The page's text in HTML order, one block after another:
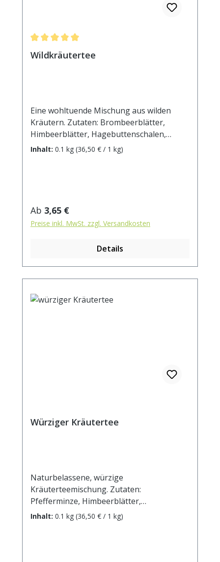
Durchschnittliche Bewertung von 5 von 5 Sternen
Wildkräutertee
Eine wohltuende Mischung aus wilden
Kräutern. Zutaten: Brombeerblätter,
Himbeerblätter, Hagebuttenschalen,
Eibischblätter, Ringelblumenblüten,
Ziehzeit: max.10 min.
Inhalt: 0.1 kg (36,50 € / 1 kg)
Regulärer Preis:
Ab 3,65 €
Preise inkl. MwSt. zzgl. Versandkosten
Details
Würziger Kräutertee
Naturbelassene, würzige
Kräuterteemischung. Zutaten:
Pfefferminze, Himbeerblätter,
Brombeerblätter, Fenchel, Thymian,
Inhalt: 0.1 kg (36,50 € / 1 kg)